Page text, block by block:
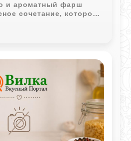
и ароматный фарш
сочетание, которое
как для семейного
стола.